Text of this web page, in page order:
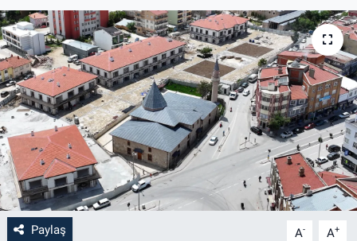
Paylaş A- A+